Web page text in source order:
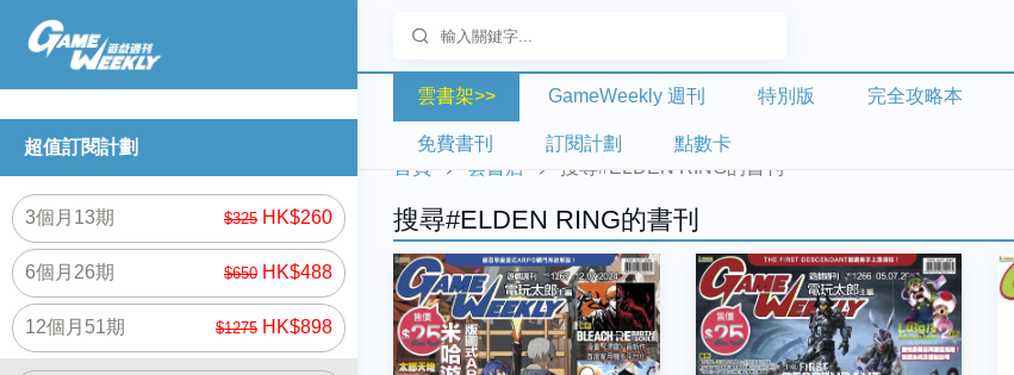
超值訂閱計劃
3個月13期 $325 HK$260
6個月26期 $650 HK$488
12個月51期 $1275 HK$898
雲書架>> GameWeekly 週刊 特別版 完全攻略本
免費書刊 訂閱計劃
點數卡
首頁
雲書店 搜尋#ELDEN RING的書刊
搜尋#ELDEN RING的書刊